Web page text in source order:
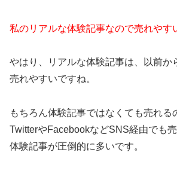
私のリアルな体験記事なので売れやす
やはり、リアルな体験記事は、以前か
売れやすいですね。
もちろん体験記事ではなくても売れる
TwitterやFacebookなどSNS経由でも
体験記事が圧倒的に多いです。